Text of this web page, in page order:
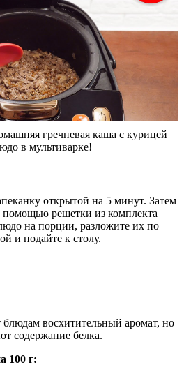
гречневая каша с курицей
в мультиварке!
открытой на 5 минут. Затем
помощью решетки из комплекта
на порции, разложите их по
и подайте к столу.
восхитительный аромат, но
содержание белка.
100 г: